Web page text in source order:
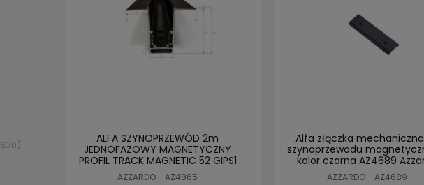
ALFA SZYNOPRZEWÓD 2m
JEDNOFAZOWY MAGNETYCZNY
PROFIL TRACK MAGNETIC 52 GIPS1
AZ4865 AZzardo
AZZARDO - AZ4865
Alfa złączka
szynoprzewodu
kolor czarna AZ4689
AZZARDO - AZ4689